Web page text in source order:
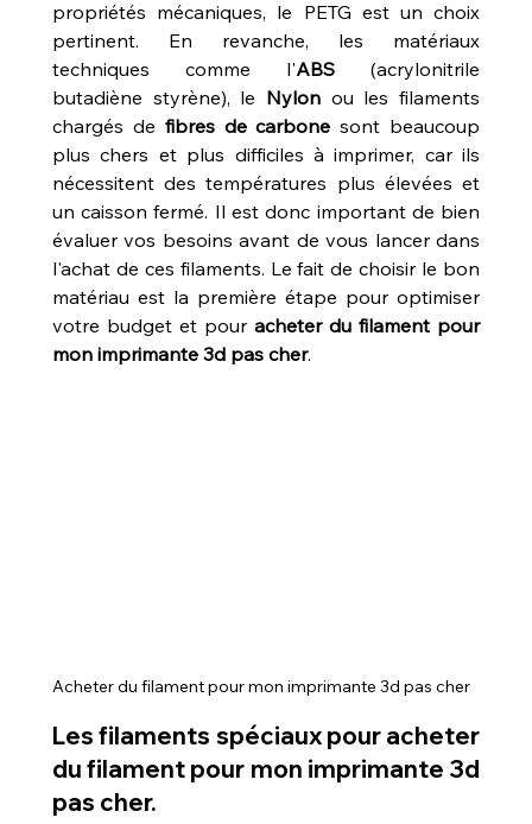
propriétés mécaniques, le PETG est un choix
pertinent. En revanche, les matériaux
techniques comme l'ABS (acrylonitrile
butadiène styrène), le Nylon ou les filaments
chargés de fibres de carbone sont beaucoup
plus chers et plus difficiles à imprimer, car ils
nécessitent des températures plus élevées et
un caisson fermé. Il est donc important de bien
évaluer vos besoins avant de vous lancer dans
l'achat de ces filaments. Le fait de choisir le bon
matériau est la première étape pour optimiser
votre budget et pour acheter du filament pour
mon imprimante 3d pas cher.
Acheter du filament pour mon imprimante 3d pas cher
Les filaments spéciaux pour acheter
du filament pour mon imprimante 3d
pas cher.